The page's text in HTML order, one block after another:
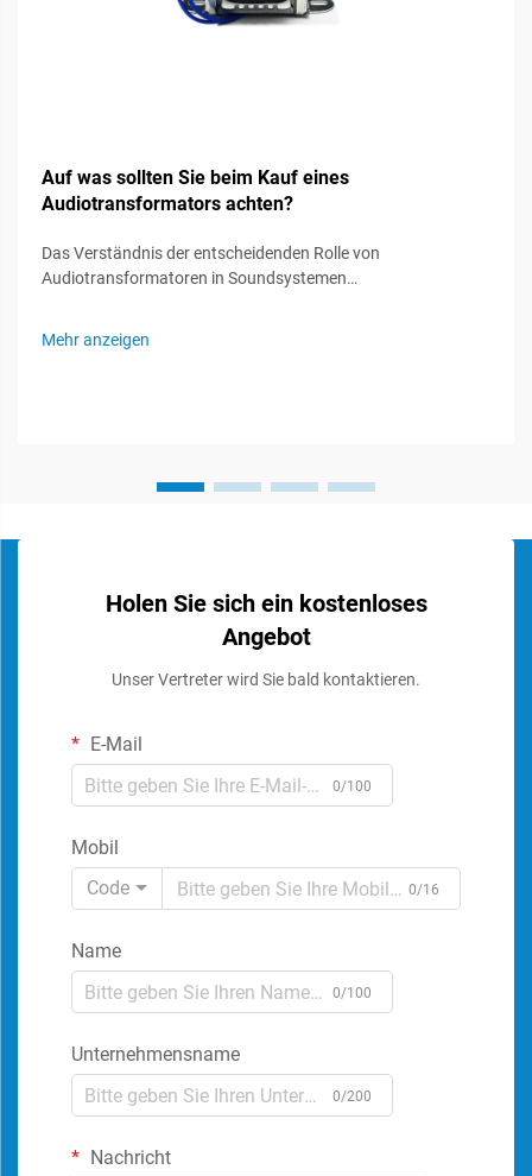
Auf was sollten Sie beim Kauf eines
Audiotransformators achten?
Das Verständnis der entscheidenden Rolle von
Audiotransformatoren in Soundsystemen
Erhaltung der Signalintegrität und der optimalen
Mehr anzeigen
Holen Sie sich ein kostenloses
Angebot
Unser Vertreter wird Sie bald kontaktieren.
E-Mail
0/100
Mobil
Code
0/16
Name
0/100
Unternehmensname
0/200
Nachricht